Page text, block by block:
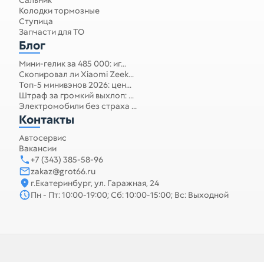
Колодки тормозные
Ступица
Запчасти для ТО
Блог
Мини-гелик за 485 000: иг...
Скопировал ли Xiaomi Zeek...
Топ-5 минивэнов 2026: цен...
Штраф за громкий выхлоп: ...
Электромобили без страха ...
Контакты
Автосервис
Вакансии
+7 (343) 385-58-96
zakaz@grot66.ru
г.Екатеринбург, ул. Гаражная, 24
Пн - Пт: 10:00-19:00; Сб: 10:00-15:00; Вс: Выходной